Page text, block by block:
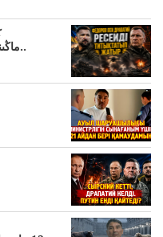
ماڭىنپوكروۆسكاپ، درون ماڭىنداعىنە ج..